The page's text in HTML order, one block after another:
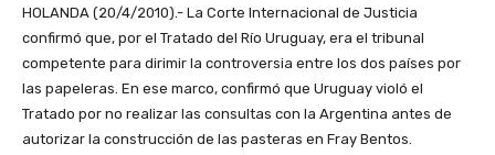
HOLANDA (20/4/2010).- La Corte Internacional de Justicia
confirmó que, por el Tratado del Río Uruguay, era el tribunal
competente para dirimir la controversia entre los dos países por
las papeleras. En ese marco, confirmó que Uruguay violó el
Tratado por no realizar las consultas con la Argentina antes de
autorizar la construcción de las pasteras en Fray Bentos.